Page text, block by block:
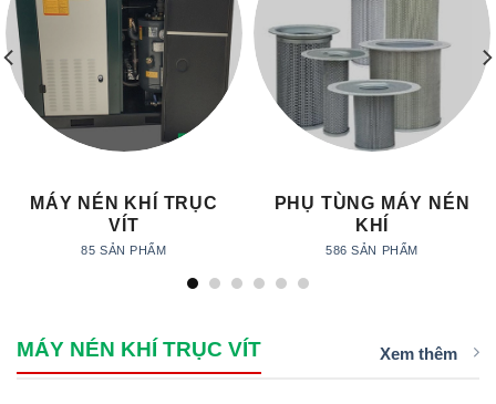
MÁY NÉN KHÍ TRỤC
VÍT
85 SẢN PHẨM
PHỤ TÙNG MÁY NÉN
KHÍ
586 SẢN PHẨM
MÁY NÉN KHÍ TRỤC VÍT Xem thêm